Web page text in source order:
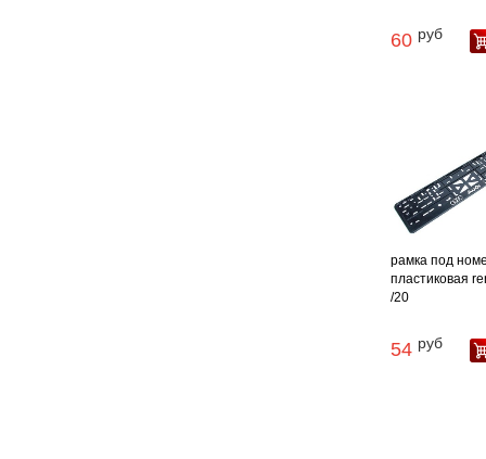
60 руб
рамка под
пластиковая
/20
54 руб